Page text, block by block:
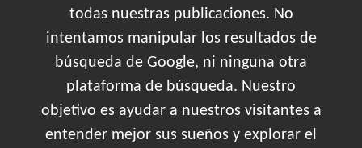
todas nuestras publicaciones. No
intentamos manipular los resultados de
búsqueda de Google, ni ninguna otra
plataforma de búsqueda. Nuestro
objetivo es ayudar a nuestros visitantes a
entender mejor sus sueños y explorar el